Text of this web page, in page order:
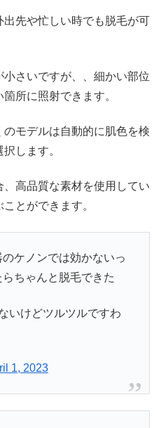
先や忙しい時でも脱毛が可
さいですが、、細かい部位
所に照射できます。
モデルは自動的に肌色を検
します。
高品質な素材を使用してい
とができます。
ケノンでは効かないっ
ちゃんと脱毛できた
いけどツルツルですわ
1, 2023